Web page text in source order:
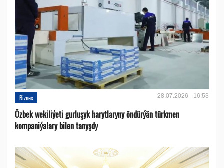
Biznes 28.07.2026 - 16:53
Özbek wekiliýeti gurluşyk harytlaryny öndürýän türkmen
kompaniýalary bilen tanyşdy